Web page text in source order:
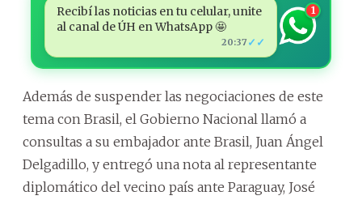
Recibí las noticias en tu celular, unite
al canal de ÚH en WhatsApp 🤩
20:37 ✓✓
1
Además de suspender las negociaciones de este
tema con Brasil, el Gobierno Nacional llamó a
consultas a su embajador ante Brasil, Juan Ángel
Delgadillo, y entregó una nota al representante
diplomático del vecino país ante Paraguay, José